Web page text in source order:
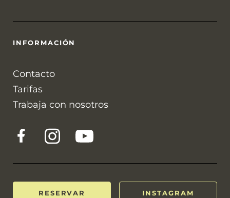
INFORMACIÓN
Contacto
Tarifas
Trabaja con nosotros
RESERVAR INSTAGRAM